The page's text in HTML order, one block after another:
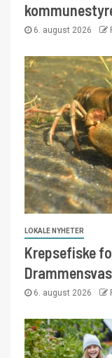
6. august 2026
LOKALE NYHETER
Krepsefiske
6. august 2026